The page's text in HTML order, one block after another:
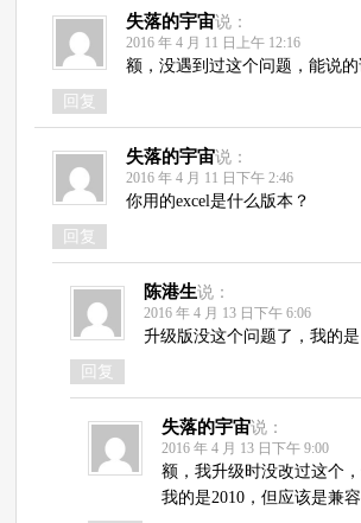
失落的宇宙说：
2016 年 4 月 11 日上午 12:16
额，没遇到过这个问题，能说的
回复
失落的宇宙说：
2016 年 4 月 11 日下午 2:46
你用的excel是什么版本？
回复
陈港生说：
2016 年 4 月 13 日下午 6:06
升级版没这个问题了，我的是
回复
失落的宇宙说：
2016 年 4 月 13 日下午 9:00
额，我升级时没改过这个
我的是2010，但应该是兼